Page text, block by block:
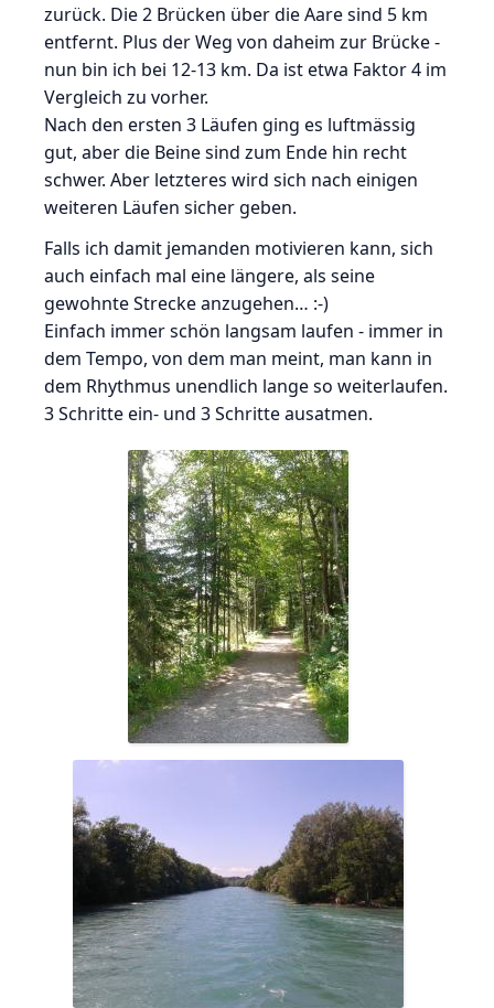
zurück. Die 2 Brücken über die Aare sind 5 km
entfernt. Plus der Weg von daheim zur Brücke -
nun bin ich bei 12-13 km. Da ist etwa Faktor 4 im
Vergleich zu vorher.
Nach den ersten 3 Läufen ging es luftmässig
gut, aber die Beine sind zum Ende hin recht
schwer. Aber letzteres wird sich nach einigen
weiteren Läufen sicher geben.
Falls ich damit jemanden motivieren kann, sich
auch einfach mal eine längere, als seine
gewohnte Strecke anzugehen… :-)
Einfach immer schön langsam laufen - immer in
dem Tempo, von dem man meint, man kann in
dem Rhythmus unendlich lange so weiterlaufen.
3 Schritte ein- und 3 Schritte ausatmen.